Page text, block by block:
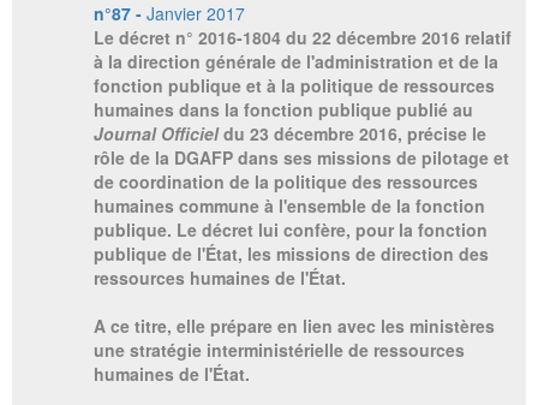
n°87 - Janvier 2017
Le décret n° 2016-1804 du 22 décembre 2016 relatif
à la direction générale de l'administration et de la
fonction publique et à la politique de ressources
humaines dans la fonction publique publié au
Journal Officieldu 23 décembre 2016, précise le
rôle de la DGAFP dans ses missions de pilotage et
de coordination de la politique des ressources
humaines commune à l'ensemble de la fonction
publique. Le décret lui confère, pour la fonction
publique de l'État, les missions de direction des
ressources humaines de l'État.
A ce titre, elle prépare en lien avec les ministères
une stratégie interministérielle de ressources
humaines de l'État.